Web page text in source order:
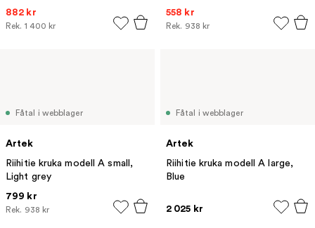
882 kr
Rek. 1 400 kr
558 kr
Rek. 938 kr
Fåtal i webblager
Artek
Riihitie kruka modell A small,
Light grey
799 kr
Rek. 938 kr
Fåtal i webblager
Artek
Riihitie kruka modell A large,
Blue
2 025 kr